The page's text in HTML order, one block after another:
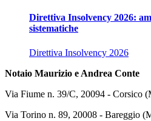
Direttiva Insolvency 2026:
sistematiche
Direttiva Insolvency 2026
Notaio Maurizio e Andrea Conte
Via Fiume n. 39/C, 20094 - Corsico
Via Torino n. 89, 20008 - Bareggio